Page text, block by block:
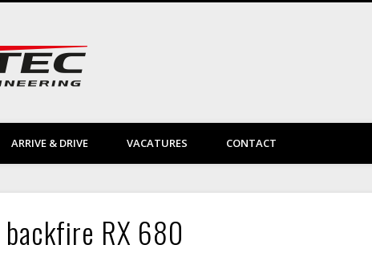
ARRIVE & DRIVE VACATURES CONTACT
RX 680